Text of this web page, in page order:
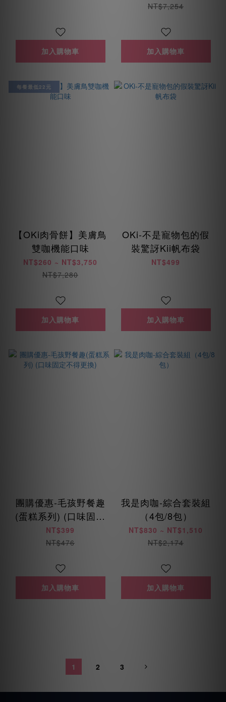
加入購物車
NT$7,254
加入購物車
每餐最低22元
【OKi肉骨餅】美膚鳥
雙咖機能口味
NT$260 ~ NT$3,750
NT$7,280
加入購物車
OKi-不是寵物包的假
裝驚訝Kii帆布袋
NT$499
加入購物車
團購優惠-毛孩野餐趣
(蛋糕系列) (口味固定
不得更換)
NT$399
NT$476
加入購物車
我是肉咖-綜合套裝組
（4包/8包）
NT$830 ~ NT$1,510
NT$2,174
加入購物車
1 2 3